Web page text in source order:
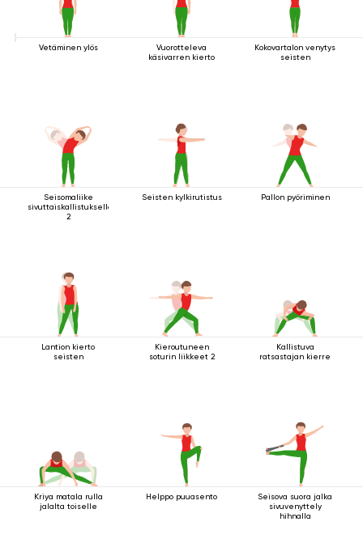
Vetäminen ylös
Vuorotteleva
käsivarren kierto
Kokovartalon venytys
seisten
Seisomaliike
sivuttaiskallistuksella
2
Seisten kylkirutistus Pallon pyöriminen
Lantion kierto
seisten
Kieroutuneen
soturin liikkeet 2
Kallistuva
ratsastajan kierre
Kriya matala rulla
jalalta toiselle
Helppo puuasento
Seisova suora jalka
sivuvenyttely
hihnalla